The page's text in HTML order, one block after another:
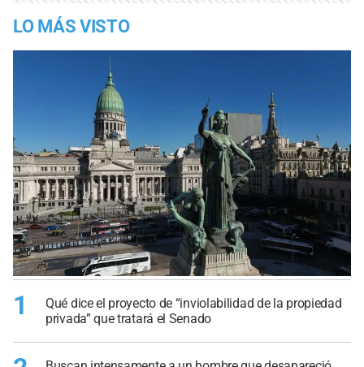
LO MÁS VISTO
1
Qué dice el proyecto de “inviolabilidad de la propiedad
privada” que tratará el Senado